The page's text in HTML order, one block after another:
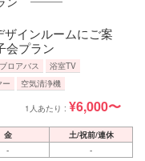
ザインルームにご案
会プラン
ロアバス
浴室TV
ー 空気清浄機
1人あたり : ¥6,000〜
金
土/祝前/連休
- -